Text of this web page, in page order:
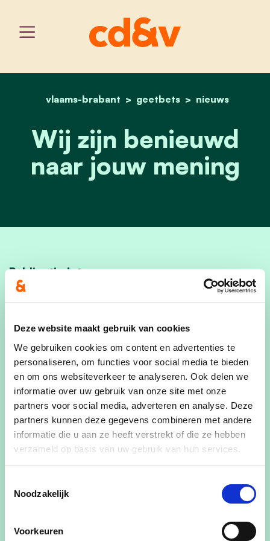
Deze website maakt gebruik van cookies
We gebruiken cookies om content en advertenties te
personaliseren, om functies voor social media te bieden
en om ons websiteverkeer te analyseren. Ook delen we
informatie over uw gebruik van onze site met onze
partners voor social media, adverteren en analyse. Deze
partners kunnen deze gegevens combineren met andere
informatie die u aan ze heeft verstrekt of die ze hebben
verzameld op basis van uw gebruik van hun services.
Noodzakelijk
Voorkeuren
home
vlaams-brabant geetbets nieuws
wij zijn benieuwd naar
Wij zijn benieuwd
naar jouw mening
Publicatiedatum
Lees voor
Wij zijn volop bezig met het opstellen van ons
partijprogramma voor de volgende
Hiervoor willen we graag een beroep doen op jou.
prioriteiten zijn. We hebben een enquête